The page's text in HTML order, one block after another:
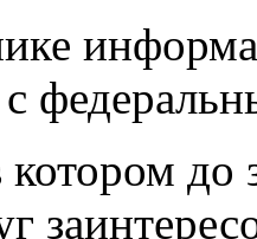
с
котором до